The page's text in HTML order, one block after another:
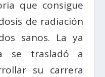
que consigue
de radiación
sanos. La ya
se trasladó a
su carrera